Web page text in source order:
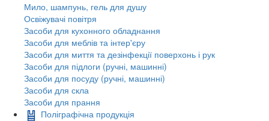
Мило, шампунь, гель для душу
Освіжувачі повітря
Засоби для кухонного обладнання
Засоби для меблів та інтер'єру
Засоби для миття та дезінфекції поверхонь і рук
Засоби для підлоги (ручні, машинні)
Засоби для посуду (ручні, машинні)
Засоби для скла
Засоби для прання
Поліграфічна продукція